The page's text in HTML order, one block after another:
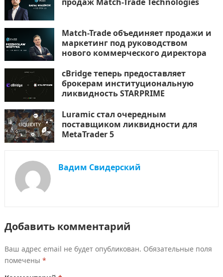
Match-Trade объединяет продажи и
маркетинг под руководством
нового коммерческого директора
cBridge теперь предоставляет
брокерам институциональную
ликвидность STARPRIME
Luramic стал очередным
поставщиком ликвидности для
MetaTrader 5
Вадим Свидерский
Добавить комментарий
Ваш адрес email не будет опубликован. Обязательные поля
помечены *